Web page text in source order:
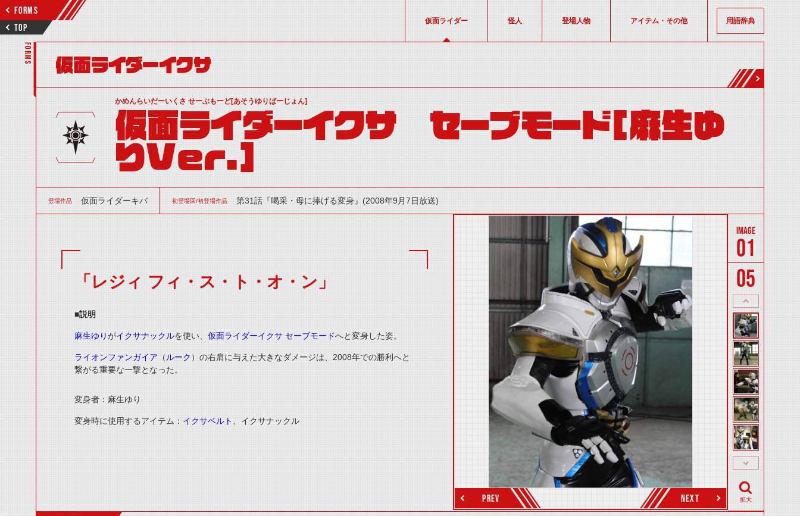
FORMS
TOP
仮面ライダー 怪人 登場人物 アイテム・その他 用語辞典
FORMS
仮面ライダーイクサ
かめんらいだーいくさ せーぶもーど[あそうゆりばーじょん]
仮面ライダーイクサ セーブモード[麻生ゆ
りVer.]
登場作品 仮面ライダーキバ 初登場回/初登場作品 第31話『喝采・母に捧げる変身』(2008年9月7日放送)
「レジィ フィ・ス・ト・オ・ン」
■説明
麻生ゆりがイクサナックルを使い、 仮面ライダーイクサ セーブモードへと変身した姿。
ライオンファンガイア （ ルーク ）の右肩に与えた大きなダメージは、 2008年での勝利へと
繋がる重要な一撃となった。
変身者： 麻生ゆり
変身時に使用するアイテム： イクサベルト 、 イクサナックル
PREV NEXT
01
05
拡大